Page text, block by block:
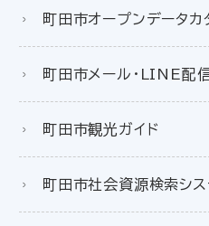
町田市オープンデータカ
町田市メール・LINE配
町田市観光ガイド
町田市社会資源検索シス